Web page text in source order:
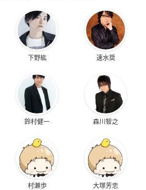
下野紘 速水奨
鈴村健一 森川智之
村瀬歩 大塚芳忠